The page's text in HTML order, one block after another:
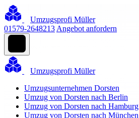
Umzugsprofi Müller
01579-2648213 Angebot anfordern
Umzugsprofi Müller
Umzugsunternehmen Dorsten
Umzug von Dorsten nach Berlin
Umzug von Dorsten nach Hamburg
Umzug von Dorsten nach München